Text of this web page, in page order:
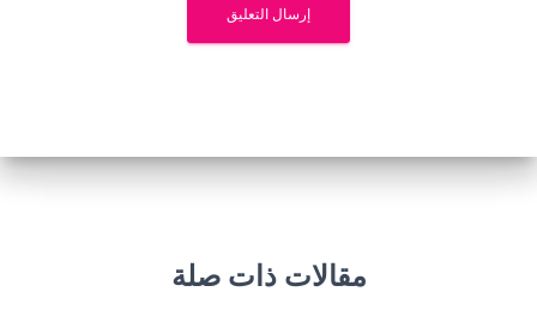
مقالات ذات صلة